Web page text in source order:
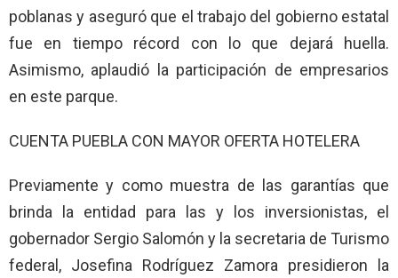
poblanas y aseguró que el trabajo del gobierno estatal
fue en tiempo récord con lo que dejará huella.
Asimismo, aplaudió la participación de empresarios
en este parque.
CUENTA PUEBLA CON MAYOR OFERTA HOTELERA
Previamente y como muestra de las garantías que
brinda la entidad para las y los inversionistas, el
gobernador Sergio Salomón y la secretaria de Turismo
federal, Josefina Rodríguez Zamora presidieron la